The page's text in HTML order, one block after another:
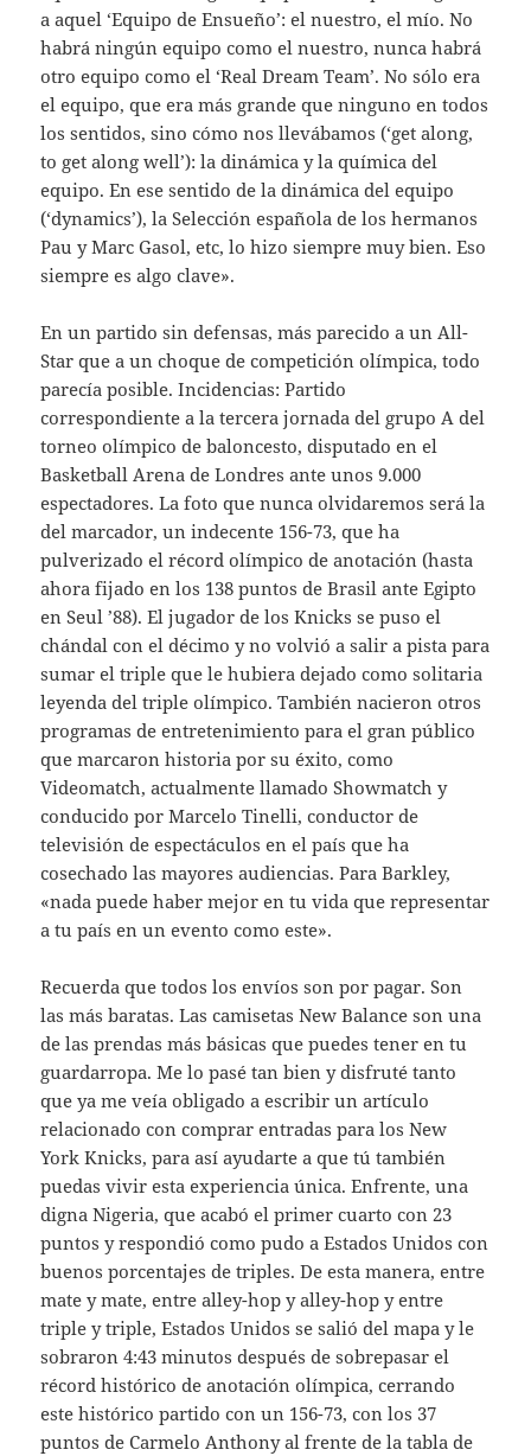
a aquel ‘Equipo de Ensueño’: el nuestro, el mío. No
habrá ningún equipo como el nuestro, nunca habrá
otro equipo como el ‘Real Dream Team’. No sólo era
el equipo, que era más grande que ninguno en todos
los sentidos, sino cómo nos llevábamos (‘get along,
to get along well’): la dinámica y la química del
equipo. En ese sentido de la dinámica del equipo
(‘dynamics’), la Selección española de los hermanos
Pau y Marc Gasol, etc, lo hizo siempre muy bien. Eso
siempre es algo clave».
En un partido sin defensas, más parecido a un All-
Star que a un choque de competición olímpica, todo
parecía posible. Incidencias: Partido
correspondiente a la tercera jornada del grupo A del
torneo olímpico de baloncesto, disputado en el
Basketball Arena de Londres ante unos 9.000
espectadores. La foto que nunca olvidaremos será la
del marcador, un indecente 156-73, que ha
pulverizado el récord olímpico de anotación (hasta
ahora fijado en los 138 puntos de Brasil ante Egipto
en Seul ’88). El jugador de los Knicks se puso el
chándal con el décimo y no volvió a salir a pista para
sumar el triple que le hubiera dejado como solitaria
leyenda del triple olímpico. También nacieron otros
programas de entretenimiento para el gran público
que marcaron historia por su éxito, como
Videomatch, actualmente llamado Showmatch y
conducido por Marcelo Tinelli, conductor de
televisión de espectáculos en el país que ha
cosechado las mayores audiencias. Para Barkley,
«nada puede haber mejor en tu vida que representar
a tu país en un evento como este».
Recuerda que todos los envíos son por pagar. Son
las más baratas. Las camisetas New Balance son una
de las prendas más básicas que puedes tener en tu
guardarropa. Me lo pasé tan bien y disfruté tanto
que ya me veía obligado a escribir un artículo
relacionado con comprar entradas para los New
York Knicks, para así ayudarte a que tú también
puedas vivir esta experiencia única. Enfrente, una
digna Nigeria, que acabó el primer cuarto con 23
puntos y respondió como pudo a Estados Unidos con
buenos porcentajes de triples. De esta manera, entre
mate y mate, entre alley-hop y alley-hop y entre
triple y triple, Estados Unidos se salió del mapa y le
sobraron 4:43 minutos después de sobrepasar el
récord histórico de anotación olímpica, cerrando
este histórico partido con un 156-73, con los 37
puntos de Carmelo Anthony al frente de la tabla de